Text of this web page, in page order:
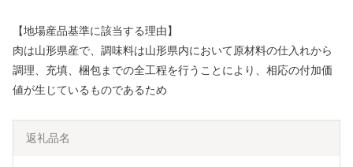
【地場産品基準に該当する理由】
肉は山形県産で、調味料は山形県内において原材料の仕入れから
調理、充填、梱包までの全工程を行うことにより、相応の付加価
値が生じているものであるため
返礼品名